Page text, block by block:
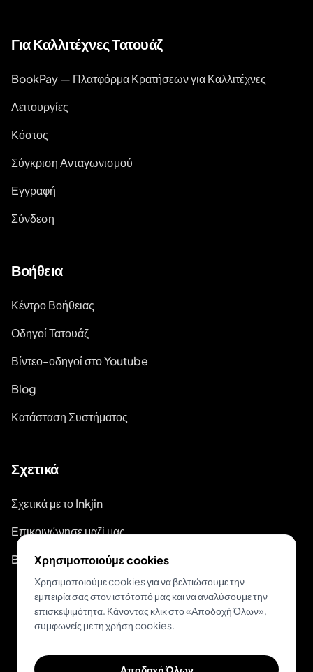
Για Καλλιτέχνες Τατουάζ
BookPay — Πλατφόρμα Κρατήσεων για Καλλιτέχνες
Λειτουργίες
Κόστος
Σύγκριση Ανταγωνισμού
Εγγραφή
Σύνδεση
Βοήθεια
Κέντρο Βοήθειας
Οδηγοί Τατουάζ
Βίντεο-οδηγοί στο Youtube
Blog
Κατάσταση Συστήματος
Σχετικά
Σχετικά με το Inkjin
Επικοινώνησε μαζί μας
Branding Kit
© 2026 Inkjin
Χρησιμοποιούμε cookies
Χρησιμοποιούμε cookies για να βελτιώσουμε την
εμπειρία σας στον ιστότοπό μας και να αναλύσουμε την
επισκεψιμότητα. Κάνοντας κλικ στο «Αποδοχή Όλων»,
συμφωνείς με τη χρήση cookies.
Αποδοχή Όλων